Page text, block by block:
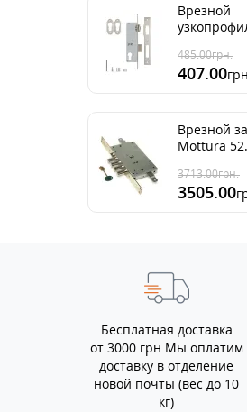
Врезной
485.00грн.
407.00
Врезной
Mottura
3713.00грн.
3505.00
Бесплатная доставка
от 3000 грн Мы оплатим
доставку в отделение
новой почты (вес до 10
кг)